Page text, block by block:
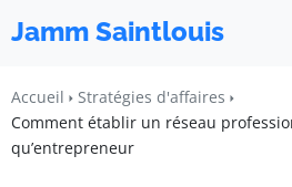
Jamm Saintlouis
Accueil
Stratégies d'affaires
Comment établir un réseau
qu’entrepreneur